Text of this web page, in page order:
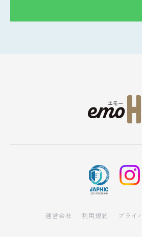
運営会社 利用規約 プライ